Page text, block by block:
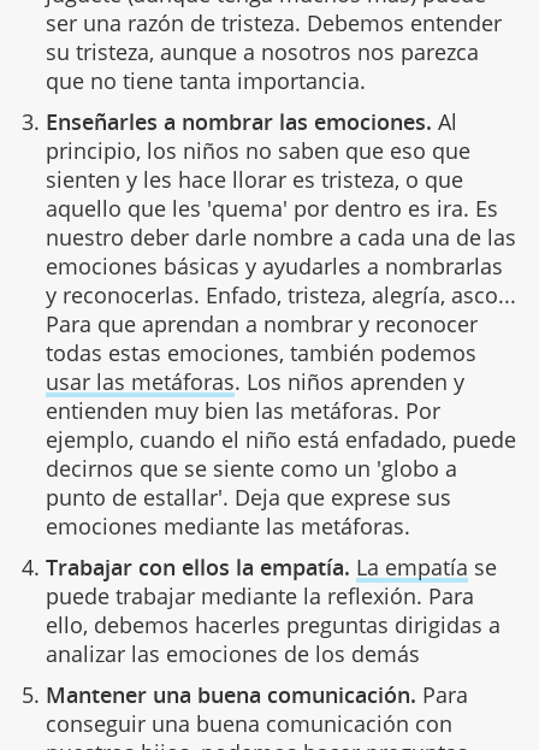
ser una razón de tristeza. Debemos entender
su tristeza, aunque a nosotros nos parezca
que no tiene tanta importancia.
Enseñarles a nombrar las emociones. Al
principio, los niños no saben que eso que
sienten y les hace llorar es tristeza, o que
aquello que les 'quema' por dentro es ira. Es
nuestro deber darle nombre a cada una de las
emociones básicas y ayudarles a nombrarlas
y reconocerlas. Enfado, tristeza, alegría, asco...
Para que aprendan a nombrar y reconocer
todas estas emociones, también podemos
usar las metáforas. Los niños aprenden y
entienden muy bien las metáforas. Por
ejemplo, cuando el niño está enfadado, puede
decirnos que se siente como un 'globo a
punto de estallar'. Deja que exprese sus
emociones mediante las metáforas.
Trabajar con ellos la empatía. La empatía se
puede trabajar mediante la reflexión. Para
ello, debemos hacerles preguntas dirigidas a
analizar las emociones de los demás
Mantener una buena comunicación. Para
conseguir una buena comunicación con